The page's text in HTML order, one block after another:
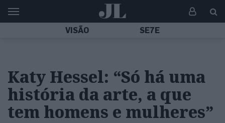
VISÃO SE7E
Katy Hessel: “Só há uma
história da arte, a que
tem homens e mulheres”